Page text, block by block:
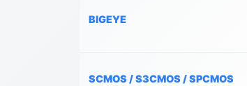
BIGEYE
SCMOS / S3CMOS / SPCMOS